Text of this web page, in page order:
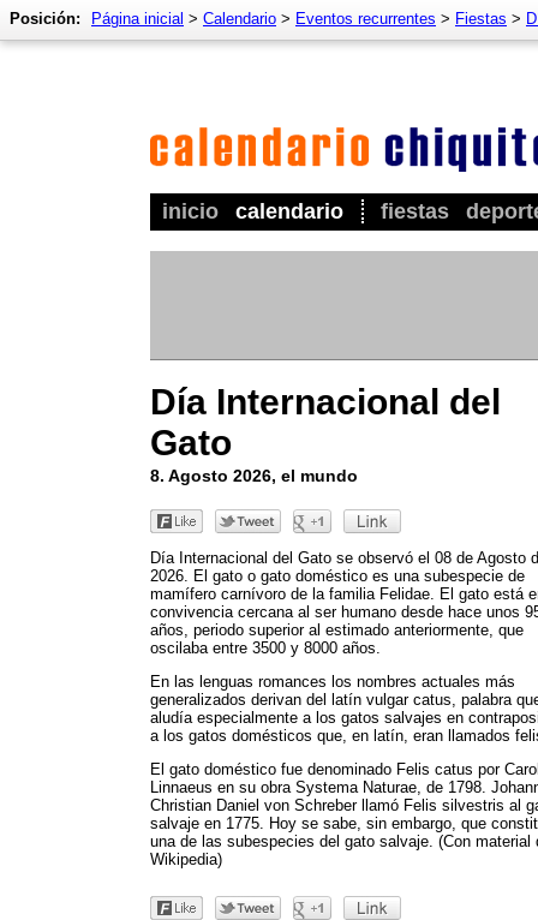
inicio calendario fiestas
Posición: Página inicial > Calendario > Eventos recurrentes > Fiestas >
Día Internacional del
Gato
8. Agosto 2026, el mundo
Día Internacional del Gato se observó el 08 de Agosto
2026. El gato o gato doméstico es una subespecie de
mamífero carnívoro de la familia Felidae. El gato está
convivencia cercana al ser humano desde hace unos
años, periodo superior al estimado anteriormente, que
oscilaba entre 3500 y 8000 años.
En las lenguas romances los nombres actuales más
generalizados derivan del latín vulgar catus, palabra
aludía especialmente a los gatos salvajes en
a los gatos domésticos que, en latín, eran llamados
El gato doméstico fue denominado Felis catus por
Linnaeus en su obra Systema Naturae, de 1798.
Christian Daniel von Schreber llamó Felis silvestris al
salvaje en 1775. Hoy se sabe, sin embargo, que
una de las subespecies del gato salvaje. (Con material
Wikipedia)